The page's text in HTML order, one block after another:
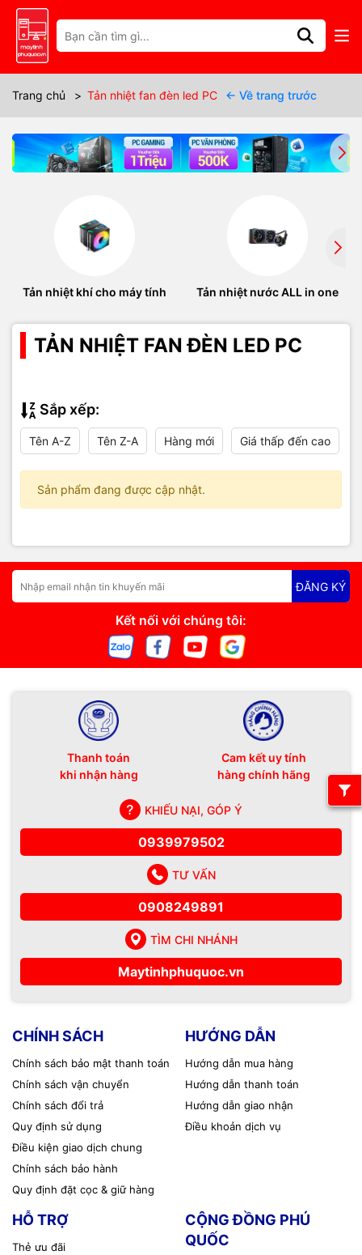
Trang chủ > Tản nhiệt fan đèn led PC ← Về trang trước
Tản nhiệt khí cho máy tính Tản nhiệt nước ALL in one
TẢN NHIỆT FAN ĐÈN LED PC
Sắp xếp:
Tên A-Z Tên Z-A Hàng mới Giá thấp đến cao
Sản phẩm đang được cập nhật.
ĐĂNG KÝ
Kết nối với chúng tôi:
Thanh toán
khi nhận hàng
Cam kết uy tính
hàng chính hãng
KHIẾU NẠI, GÓP Ý
0939979502
TƯ VẤN
0908249891
TÌM CHI NHÁNH
Maytinhphuquoc.vn
CHÍNH SÁCH
Chính sách bảo mật thanh toán
Chính sách vận chuyển
Chính sách đổi trả
Quy định sử dụng
Điều kiện giao dịch chung
Chính sách bảo hành
Quy định đặt cọc & giữ hàng
HƯỚNG DẪN
Hướng dẫn mua hàng
Hướng dẫn thanh toán
Hướng dẫn giao nhận
Điều khoản dịch vụ
HỖ TRỢ
Thẻ ưu đãi
CỘNG ĐỒNG PHÚ
QUỐC